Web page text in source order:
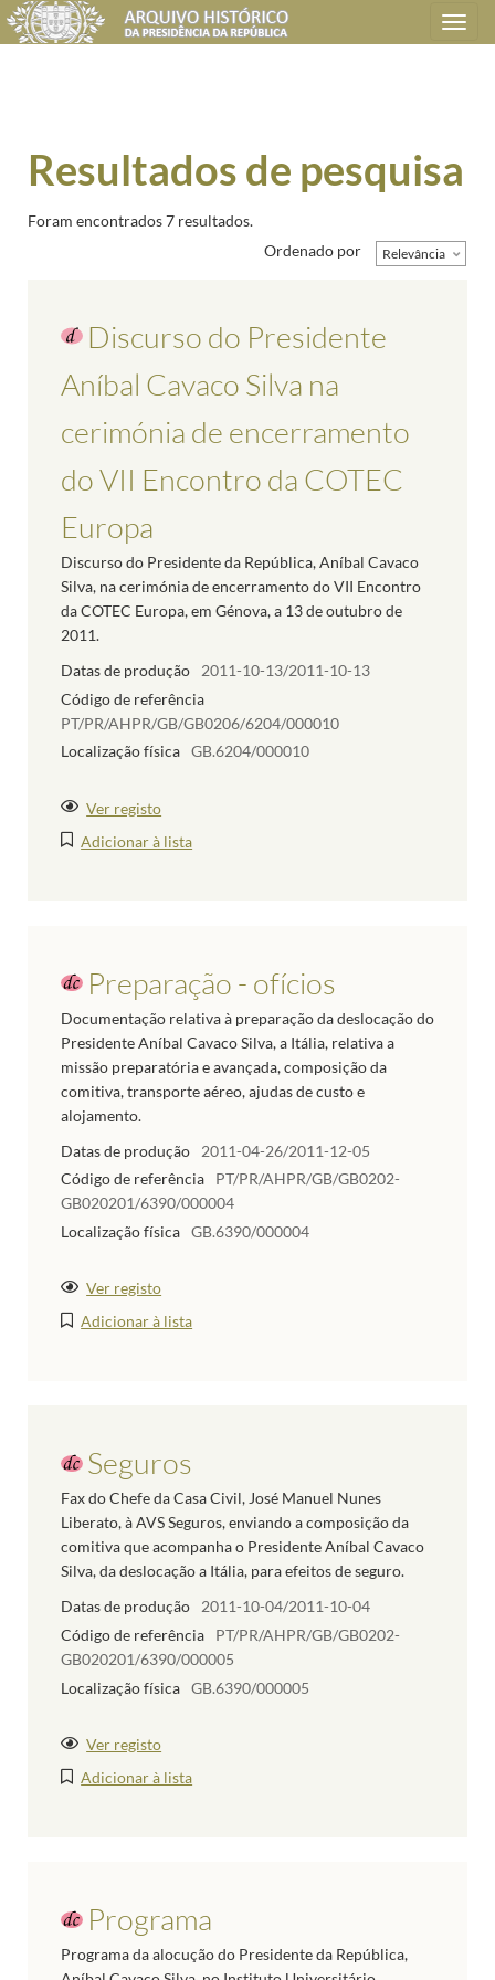
Toggle
navigation
Resultados de pesquisa
Foram encontrados 7 resultados.
Ordenado por
Relevância
Discurso do Presidente
Aníbal Cavaco Silva na
cerimónia de encerramento
do VII Encontro da COTEC
Europa
Discurso do Presidente da República, Aníbal Cavaco
Silva, na cerimónia de encerramento do VII Encontro
da COTEC Europa, em Génova, a 13 de outubro de
2011.
Datas de produção
2011-10-13/2011-10-13
Código de referência
PT/PR/AHPR/GB/GB0206/6204/000010
Localização física GB.6204/000010
Ver registo
Adicionar à lista
Preparação - ofícios
Documentação relativa à preparação da deslocação do
Presidente Aníbal Cavaco Silva, a Itália, relativa a
missão preparatória e avançada, composição da
comitiva, transporte aéreo, ajudas de custo e
alojamento.
Datas de produção
2011-04-26/2011-12-05
Código de referência
PT/PR/AHPR/GB/GB0202-
GB020201/6390/000004
Localização física GB.6390/000004
Ver registo
Adicionar à lista
Seguros
Fax do Chefe da Casa Civil, José Manuel Nunes
Liberato, à AVS Seguros, enviando a composição da
comitiva que acompanha o Presidente Aníbal Cavaco
Silva, da deslocação a Itália, para efeitos de seguro.
Datas de produção
2011-10-04/2011-10-04
Código de referência
PT/PR/AHPR/GB/GB0202-
GB020201/6390/000005
Localização física GB.6390/000005
Ver registo
Adicionar à lista
Programa
Programa da alocução do Presidente da República,